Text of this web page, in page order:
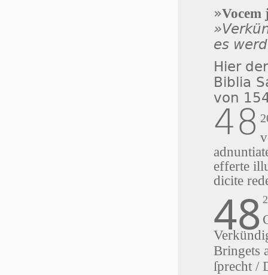
»Vocem
es
Hier
Biblia
von
48
efferte
dicite
48
Bringets
ſprecht /